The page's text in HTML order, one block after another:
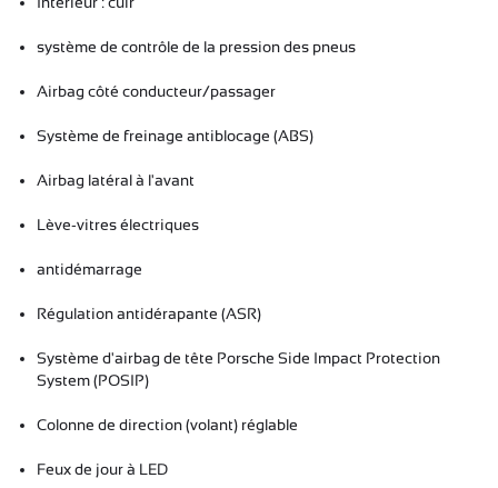
système de contrôle de la pression des pneus
Airbag côté conducteur/passager
Système de freinage antiblocage (ABS)
Airbag latéral à l'avant
Lève-vitres électriques
antidémarrage
Régulation antidérapante (ASR)
Système d'airbag de tête Porsche Side Impact Protection
System (POSIP)
Colonne de direction (volant) réglable
Feux de jour à LED